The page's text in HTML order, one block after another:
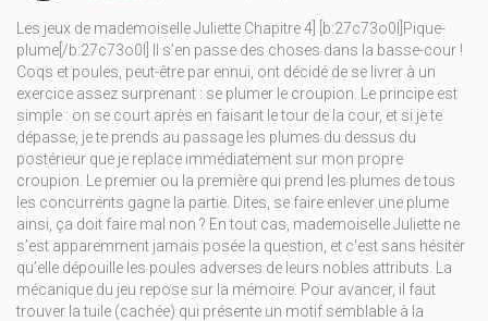
Les jeux de mademoiselle Juliette Chapitre 4] [b:27c73o0l]Pique-
plume[/b:27c73o0l] Il s’en passe des choses dans la basse-cour !
Coqs et poules, peut-être par ennui, ont décidé de se livrer à un
exercice assez surprenant : se plumer le croupion. Le principe est
simple : on se court après en faisant le tour de la cour, et si je te
dépasse, je te prends au passage les plumes du dessus du
postérieur que je replace immédiatement sur mon propre
croupion. Le premier ou la première qui prend les plumes de tous
les concurrents gagne la partie. Dites, se faire enlever une plume
ainsi, ça doit faire mal non ? En tout cas, mademoiselle Juliette ne
s’est apparemment jamais posée la question, et c’est sans hésiter
qu’elle dépouille les poules adverses de leurs nobles attributs. La
mécanique du jeu repose sur la mémoire. Pour avancer, il faut
trouver la tuile (cachée) qui présente un motif semblable à la